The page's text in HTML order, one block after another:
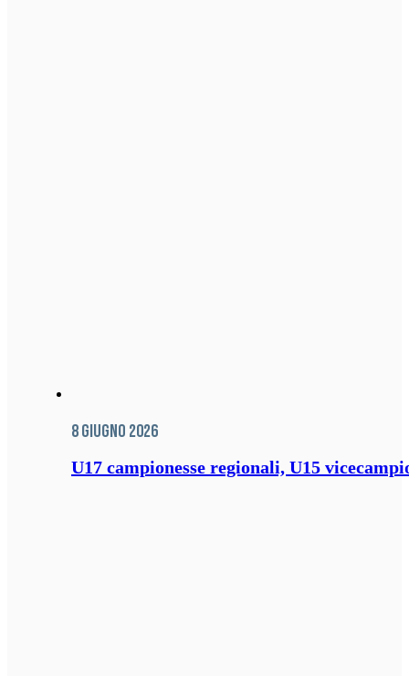
8 Giugno 2026
U17 campionesse regionali, U15